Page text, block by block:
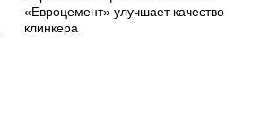
«Евроцемент» улучшает качество
клинкера